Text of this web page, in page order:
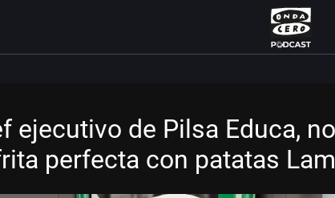
ejecutivo de Pilsa Educa,
perfecta con patatas